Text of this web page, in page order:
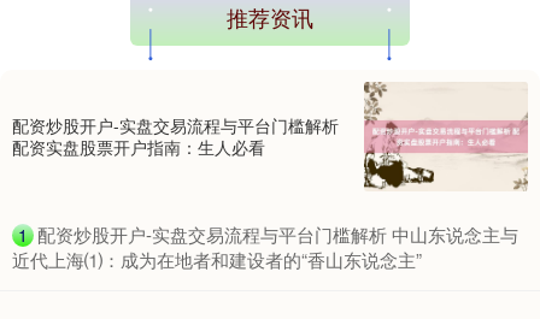
推荐资讯
配资炒股开户-实盘交易流程与平台门槛解析
配资实盘股票开户指南：生人必看
1 ​配资炒股开户-实盘交易流程与平台门槛解析 中山东说念主与
近代上海⑴：成为在地者和建设者的“香山东说念主”